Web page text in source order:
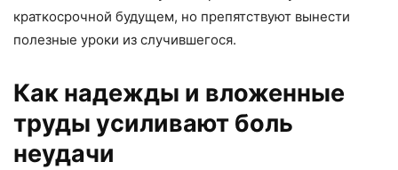
краткосрочной будущем, но препятствуют вынести
полезные уроки из случившегося.
Как надежды и вложенные
труды усиливают боль
неудачи